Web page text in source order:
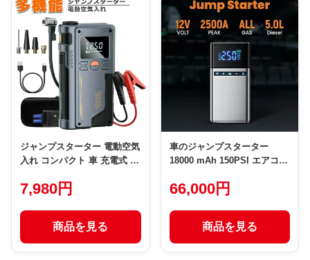
ジャンプスターター 電動空気
入れ コンパクト 車 充電式 車
始動 コードレス 電動エアポ
12000mAh大容量 1000Aピー
ク電流 自動車/自転車/ボール/
浮き輪/バイク対応
7,980円
商品を見る
車のジャンプスターター
18000 mAh 150PSI エアコン
パワーバンク付き Car Jump
150PSI Air Compressor
Jump Box Power Bank 【並
行輸入品】
66,000円
商品を見る